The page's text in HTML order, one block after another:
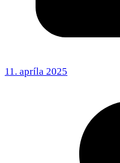
11. apríla 2025